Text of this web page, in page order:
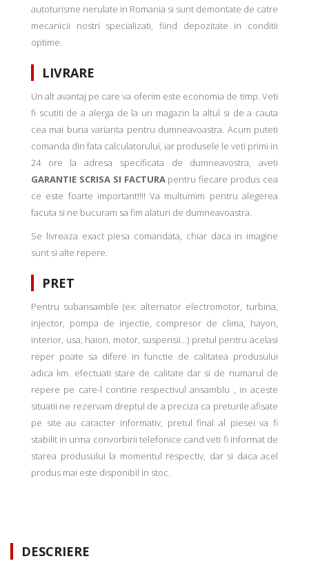
autoturisme nerulate in Romania si sunt demontate de catre
mecanicii nostri specializati, fiind depozitate in conditii
optime.
LIVRARE
Un alt avantaj pe care va oferim este economia de timp. Veti
fi scutiti de a alerga de la un magazin la altul si de a cauta
cea mai buna varianta pentru dumneavoastra. Acum puteti
comanda din fata calculatorului, iar produsele le veti primi in
24 ore la adresa specificata de dumneavostra, aveti
GARANTIE SCRISA SI FACTURApentru fiecare produs cea
ce este foarte important!!!! Va multumim pentru alegerea
facuta si ne bucuram sa fim alaturi de dumneavoastra.
Se livreaza exact piesa comandata, chiar daca in imagine
sunt si alte repere.
PRET
Pentru subansamble (ex: alternator electromotor, turbina,
injector, pompa de injectie, compresor de clima, hayon,
interior, usa, haion, motor, suspensii...) pretul pentru acelasi
reper poate sa difere in functie de calitatea produsului
adica km. efectuati stare de calitate dar si de numarul de
repere pe care-l contine respectivul ansamblu , in aceste
situatii ne rezervam dreptul de a preciza ca preturile afisate
pe site au caracter informativ, pretul final al piesei va fi
stabilit in urma convorbirii telefonice cand veti fi informat de
starea produsului la momentul respectiv, dar si daca acel
produs mai este disponibil in stoc.
DESCRIERE